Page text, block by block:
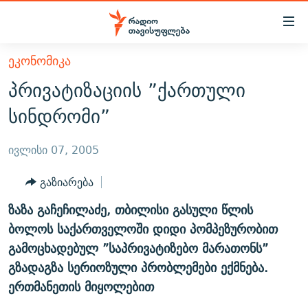
Accessibility
მთავარ
შინაარსზე
დაბრუნება
მთავარ
დაბრუნება
ძიებაზე
დაბრუნება
ᲐᲮᲐᲚᲘ ᲐᲛᲑᲔᲑᲘ
ᲗᲔᲛᲔᲑᲘ
ᲞᲝᲚᲘᲢᲘᲙᲐ
ᲔᲙᲝᲜᲝᲛᲘᲙᲐ
ᲡᲐᲖᲝᲒᲐᲓᲝᲔᲑᲐ
ᲡᲞᲝᲠᲢᲘ
ᲕᲘᲓᲔᲝ
ᲑᲚᲝᲒᲔᲑᲘ
ᲞᲝᲓᲙᲐᲡᲢᲔᲑᲘ
ᲜᲘᲙᲝᲡ ᲞᲝᲓᲙᲐᲡᲢᲘ
60 ᲓᲔᲪᲘᲑᲔᲚᲘ
ᲒᲐᲜᲙᲘᲗᲮᲕᲘᲡ ᲓᲦᲔ
ᲓᲘᲚᲘᲡ ᲡᲐᲣᲑᲠᲔᲑᲘ
ᲗᲐᲕᲘᲡᲣᲤᲚᲔᲑᲘᲡ ᲛᲝᲜᲘᲢᲝᲠᲘ
ᲤᲔᲜᲝᲕᲐᲜᲘ - 2.10
ᲗᲥᲕᲔᲜᲘ ᲞᲣᲑᲚᲘᲙᲐᲪᲘᲔᲑᲘ
ᲞᲠᲝᲔᲥᲢᲔᲑᲘ
ᲣᲙᲠᲐᲘᲜᲐᲨᲘ ᲓᲐᲦᲣᲞᲣᲚᲘ ᲥᲐᲠᲗᲕᲔᲚᲘ ᲛᲔᲑᲠᲫᲝᲚᲔᲑᲘ - 2022
ᲓᲐᲛᲝᲣᲙᲘᲓᲔᲑᲚᲝᲑᲘᲡ 100 ᲬᲔᲚᲘ
ЭХО КАВКАЗА
ᲔᲙᲝᲜᲝᲛᲘᲙᲐ
პრივატიზაციის ”ქართული
სინდრომი”
ივლისი 07, 2005
გაზიარება
ზაზა გაჩეჩილაძე, თბილისი გასული წლის
ბოლოს საქართველოში დიდი პომპეზურობით
გამოცხადებულ ”საპრივატიზებო მარათონს”
გზადაგზა სერიოზული პრობლემები ექმნება.
ერთმანეთის მიყოლებით